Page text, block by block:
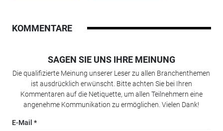
KOMMENTARE
SAGEN SIE UNS IHRE MEINUNG
Die qualifizierte Meinung unserer Leser zu allen Branchenthemen
ist ausdrücklich erwünscht. Bitte achten Sie bei Ihren
Kommentaren auf die Netiquette, um allen Teilnehmern eine
angenehme Kommunikation zu ermöglichen. Vielen Dank!
E-Mail